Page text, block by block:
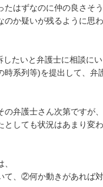
たはずなのに仲の良さそ
のか疑いが残るように思
したいと弁護士に相談に
時系列等)を提出して、弁
の弁護士さん次第ですが
としても状況はあまり変
、②何か動きがあれば対